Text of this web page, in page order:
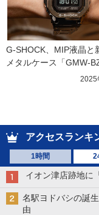
G-SHOCK、MIP液晶と
メタルケース「GMW-
2025
アクセスランキ
1時間
イオン津店跡地に
名駅ヨドバシの誕
由